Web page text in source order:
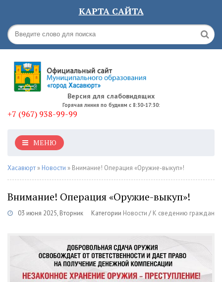
КАРТА САЙТА
Версия для слабовидящих
Горячая линия по будням с 8:30-17:30:
+7 (967) 938-99-99
МЕНЮ
Хасавюрт » Новости » Внимание! Операция «Оружие-выкуп»!
Внимание! Операция «Оружие-выкуп»!
03 июня 2025, Вторник Категории Новости / К сведению граждан